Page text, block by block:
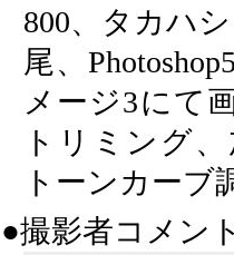
800、タカハ
尾、
メージ3にて
トリミング
トーンカーブ
●撮影者コメン